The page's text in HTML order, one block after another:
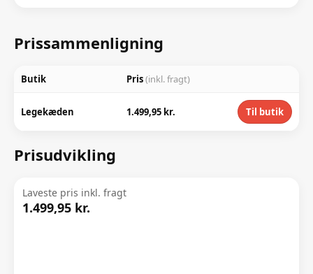
Prissammenligning
Butik Pris(inkl. fragt)
Legekæden 1.499,95 kr. Til butik
Prisudvikling
Laveste pris inkl. fragt
1.499,95 kr.